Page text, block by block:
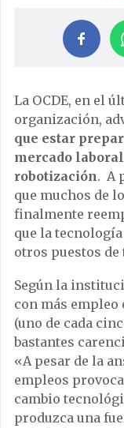
La OCDE, en el
organización,
que estar
mercado
robotización. A
que muchos de
finalmente
que la
otros puestos de
Según la
con más empleo
(uno de cada
bastantes
«A pesar de la
empleos
cambio
produzca una